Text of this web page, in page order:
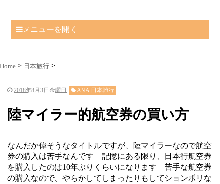
メニューを開く
Home 日本旅行
2018年8月3日金曜日 ANA 日本旅行
陸マイラー的航空券の買い方
なんだか偉そうなタイトルですが、陸マイラーなので航空
券の購入は苦手なんです 記憶にある限り、日本行航空券
を購入したのは10年ぶりくらいになります 苦手な航空券
の購入なので、やらかしてしまったりもしてションボリな